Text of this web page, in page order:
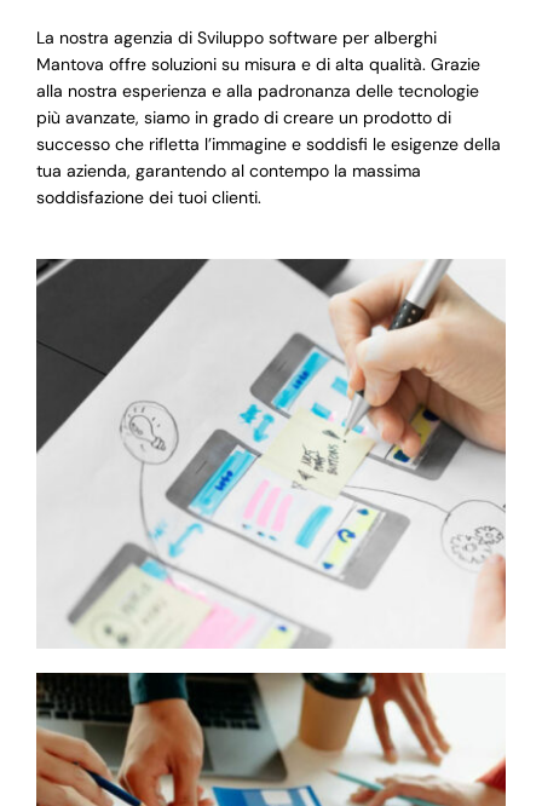
La nostra agenzia di Sviluppo software per alberghi
Mantova offre soluzioni su misura e di alta qualità. Grazie
alla nostra esperienza e alla padronanza delle tecnologie
più avanzate, siamo in grado di creare un prodotto di
successo che rifletta l’immagine e soddisfi le esigenze della
tua azienda, garantendo al contempo la massima
soddisfazione dei tuoi clienti.